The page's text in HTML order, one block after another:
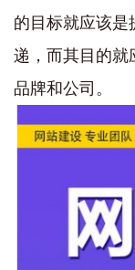
的目标就应该是
递，而其目的就
品牌和公司。